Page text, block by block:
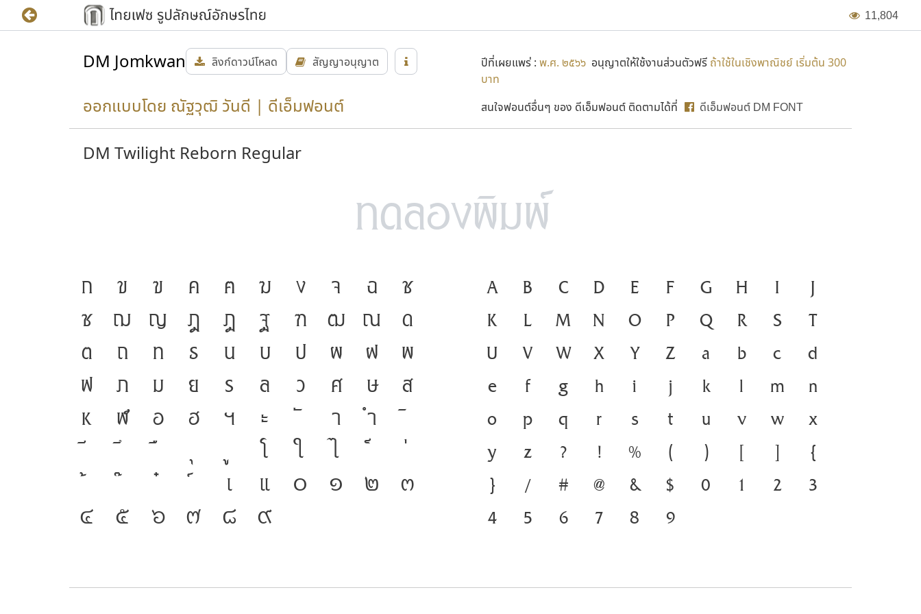
11,804
DM Jomkwan ลิงก์ดาวน์โหลด สัญญาอนุญาต ปีที่เผยแพร่ : พ.ศ. ๒๕๖๖ อนุญาตให้ใช้งานส่วนตัวฟรี ถ้าใช้ในเชิงพาณิชย์ เริ่มต้น 300
บาท
ออกแบบโดย ณัฐวุฒิ วันดี | ดีเอ็มฟอนต์ สนใจฟอนต์อื่นๆ ของ ดีเอ็มฟอนต์ ติดตามได้ที่ ดีเอ็มฟอนต์ DM FONT
DM Twilight Reborn Regular
ก ข ฃ ค ฅ ฆ ง จ ฉ
ช
ซ
ฌ ญ ฎ ฏ ฐ ฑ ฒ ณ
ด
ต
ถ ท ธ น บ ป ผ ฝ
พ
ฟ
ภ ม ย ร ล ว ศ ษ
ส
ห
ฬ อ ฮ ฯ ะ า
ำ
โ
ใ
ไ
เ
แ ๐ ๑ ๒
๓
๔
๕ ๖ ๗ ๘ ๙
A B C D E F G H I
J
K
L M N O P Q R S
T
U
V W X Y Z a b c
d
e
f g h i j k l m
n
o
p q r s t u v w
x
y
z ? ! % ( ) [ ]
{
}
/ # @ & $ 0 1 2
3
4
5 6 7 8 9
ภาษา คือ เครื่องมือสำคัญที่ทำให้ความเป็นชาติ
ดำรงอยู่ได้ ภาษา คือ สะพานเชื่อมตัวตนของ
ชนชาติ จากอดีตสู่ปัจจุบัน ตัวพิมพ์ คือ เครื่องมือ
สำคัญที่ทำให้ภาษาดำรงอยู่ได้ แบบตัวพิมพ์ที่
พัฒนาทันกระแสการเปลี่ยนแปลง คือ โครงสร้าง
แกร่งของสะพานที่เชื่อมตัวตนของชาติ จากปัจจุบัน
สู่อนาคต